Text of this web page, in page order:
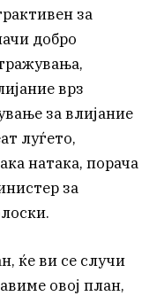
за
добро
врз
за влијание
луѓето,
натака, порача
за
ќе ви се случи
овој план,